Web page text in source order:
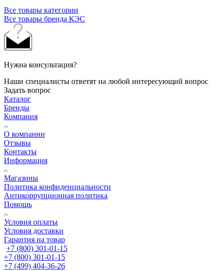
Все товары категории
Все товары бренда КЭС
Нужна консультация?
Наши специалисты ответят на любой интересующий вопрос
Задать вопрос
Каталог
Бренды
Компания
О компании
Отзывы
Контакты
Информация
Магазины
Политика конфиденциальности
Антикоррупционная политика
Помощь
Условия оплаты
Условия доставки
Гарантия на товар
+7 (800) 301-01-15
+7 (800) 301-01-15
+7 (499) 404-36-26